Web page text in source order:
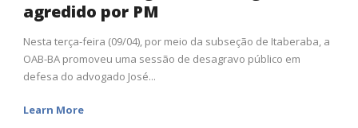
agredido por PM
Nesta terça-feira (09/04), por meio da subseção de Itaberaba, a
OAB-BA promoveu uma sessão de desagravo público em
defesa do advogado José...
Learn More